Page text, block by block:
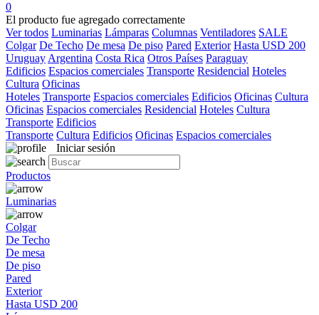
0
El producto fue agregado correctamente
Ver todos Luminarias Lámparas Columnas Ventiladores SALE
Colgar De Techo De mesa De piso Pared Exterior Hasta USD 200
Uruguay Argentina Costa Rica Otros Países Paraguay
Edificios Espacios comerciales Transporte Residencial Hoteles
Cultura Oficinas
Hoteles Transporte Espacios comerciales Edificios Oficinas Cultura
Oficinas Espacios comerciales Residencial Hoteles Cultura
Transporte Edificios
Transporte Cultura Edificios Oficinas Espacios comerciales
Iniciar sesión
Productos
Luminarias
Colgar
De Techo
De mesa
De piso
Pared
Exterior
Hasta USD 200